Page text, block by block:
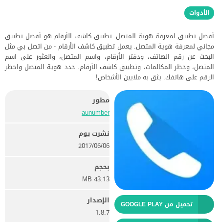
الأدوات
أفضل تطبيق لمعرفة هوية المتصل. تطبيق كاشف الأرقام هو أفضل تطبيق
مجاني لمعرفة هوية المتصل. يعمل تطبيق كاشف الأرقام - من اتصل بي مثل
البحث عن رقم الهاتف، ودفتر الأرقام، واسم المتصل، والعثور على اسم
المتصل، وحظر المكالمات، وتطبيق كاشف الأرقام. حدد هوية المتصل واحظر
الرقم على هاتفك. يثق به ملايين الأشخاص!
تحميل من GOOGLE PLAY
مطور
aunumber
نشرت يوم
06‏/06‏/2017
بحجم
43.13 MB
الإصدار
1.8.7